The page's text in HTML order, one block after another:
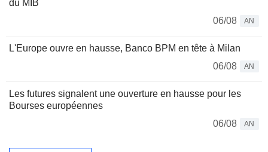
du MIB
06/08
AN
L'Europe ouvre en hausse, Banco BPM en tête à Milan
06/08
AN
Les futures signalent une ouverture en hausse pour les
Bourses européennes
06/08
AN